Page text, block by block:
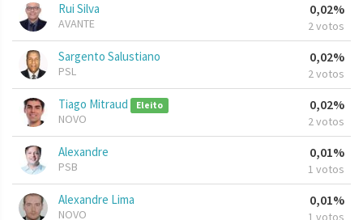
Rui Silva
AVANTE
0,02%
2 votos
Sargento Salustiano
PSL
0,02%
2 votos
Tiago Mitraud Eleito
NOVO
0,02%
2 votos
Alexandre
PSB
0,01%
1 votos
Alexandre Lima
NOVO
0,01%
1 votos